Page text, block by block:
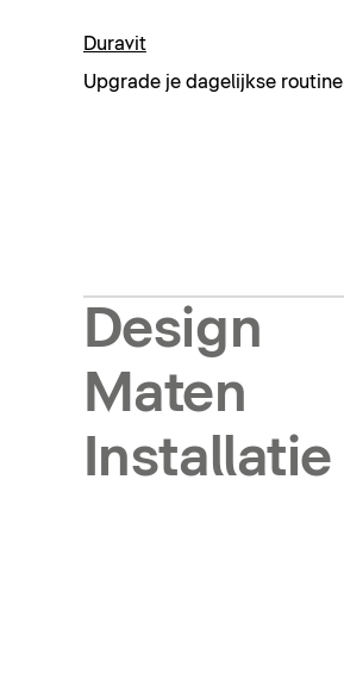
Duravit
Upgrade je dagelijkse routine
Design
Maten
Installatie